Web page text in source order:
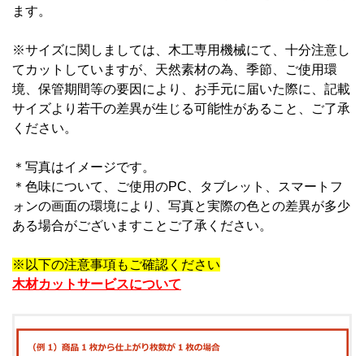
ます。
※サイズに関しましては、木工専用機械にて、十分注意し
てカットしていますが、天然素材の為、季節、ご使用環
境、保管期間等の要因により、お手元に届いた際に、記載
サイズより若干の差異が生じる可能性があること、ご了承
ください。
＊写真はイメージです。
＊ 色味について、ご使用のPC、タブレット、スマートフ
ォンの画面の環境により、写真と実際の色との差異が多少
ある場合がございますことご了承ください。
※以下の注意事項もご確認ください
木材カットサービスについて